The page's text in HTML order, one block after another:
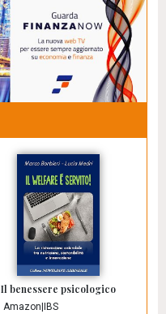
Il benessere psicologico
Amazon IBS